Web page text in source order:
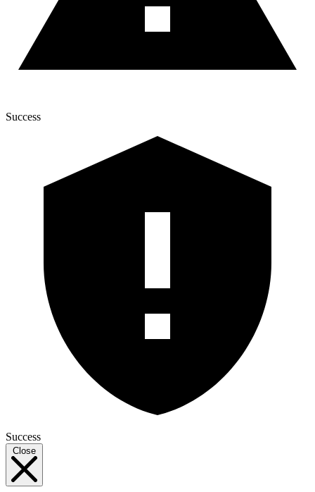
Success
Success
Close